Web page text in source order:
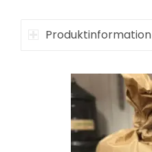
Produktinformation